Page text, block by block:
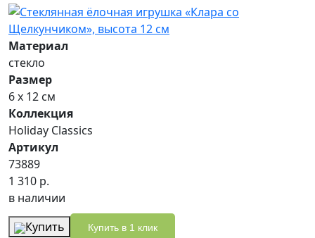
Материал
стекло
Размер
6 х 12 см
Коллекция
Holiday Classics
Артикул
73889
1 310 р.
в наличии
Купить
Купить в 1 клик